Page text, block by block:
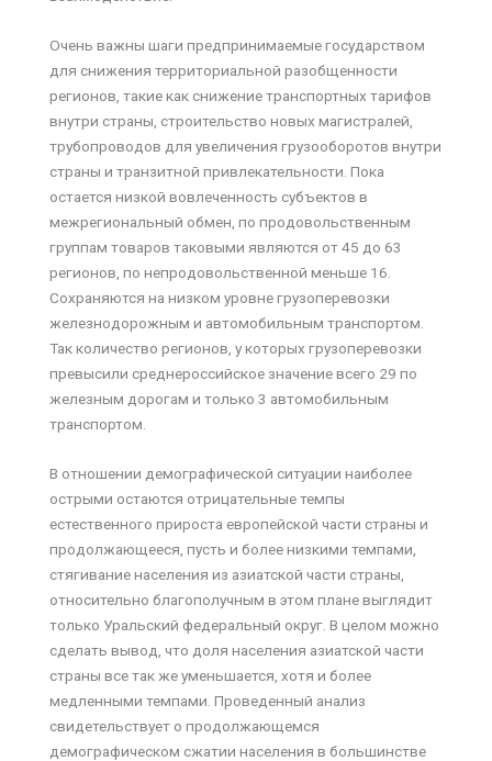
Очень важны шаги предпринимаемые государством
для снижения территориальной разобщенности
регионов, такие как снижение транспортных тарифов
внутри страны, строительство новых магистралей,
трубопроводов для увеличения грузооборотов внутри
страны и транзитной привлекательности. Пока
остается низкой вовлеченность субъектов в
межрегиональный обмен, по продовольственным
группам товаров таковыми являются от 45 до 63
регионов, по непродовольственной меньше 16.
Сохраняются на низком уровне грузоперевозки
железнодорожным и автомобильным транспортом.
Так количество регионов, у которых грузоперевозки
превысили среднероссийское значение всего 29 по
железным дорогам и только 3 автомобильным
транспортом.
В отношении демографической ситуации наиболее
острыми остаются отрицательные темпы
естественного прироста европейской части страны и
продолжающееся, пусть и более низкими темпами,
стягивание населения из азиатской части страны,
относительно благополучным в этом плане выглядит
только Уральский федеральный округ. В целом можно
сделать вывод, что доля населения азиатской части
страны все так же уменьшается, хотя и более
медленными темпами. Проведенный анализ
свидетельствует о продолжающемся
демографическом сжатии населения в большинстве